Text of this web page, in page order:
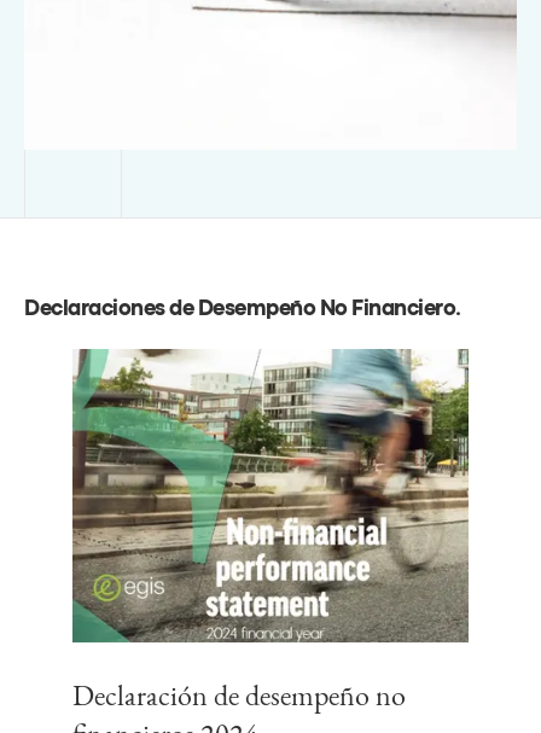
Declaraciones de Desempeño No Financiero.
Declaración de desempeño no